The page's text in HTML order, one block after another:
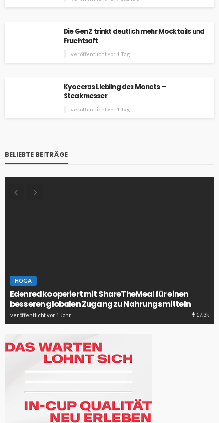
Die Gen Z trinkt deutlich mehr Mocktails und
Fruchtsaft
veröffentlicht vor 1 Tag
Kyoceras Liebling des Monats –
Steakmesser
veröffentlicht vor 1 Tag
BELIEBTE BEITRÄGE
HOGA
Edenred kooperiert mit ShareTheMeal für einen
besseren globalen Zugang zu Nahrungsmitteln
veröffentlicht vor 1 Jahr 17.3k